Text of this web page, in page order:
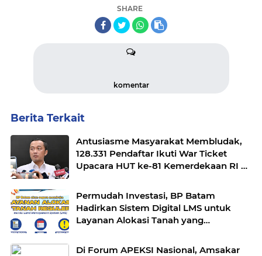
SHARE
komentar
Berita Terkait
Antusiasme Masyarakat Membludak,
128.331 Pendaftar Ikuti War Ticket
Upacara HUT ke-81 Kemerdekaan RI di
Permudah Investasi, BP Batam
Hadirkan Sistem Digital LMS untuk
Layanan Alokasi Tanah yang
Di Forum APEKSI Nasional, Amsakar